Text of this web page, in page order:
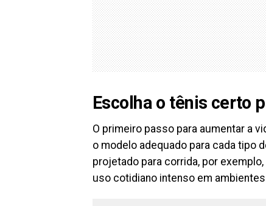
Escolha o tênis certo
O primeiro passo para aumentar a
o modelo adequado para cada tipo
projetado para corrida, por
uso cotidiano intenso em